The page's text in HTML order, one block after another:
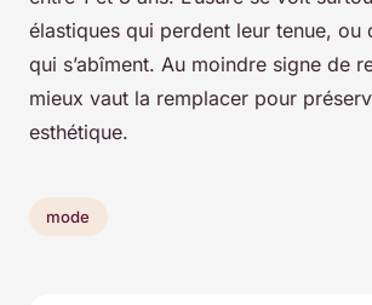
élastiques qui perdent leur tenue, ou
qui s’abîment. Au moindre signe de
mieux vaut la remplacer pour
esthétique.
mode